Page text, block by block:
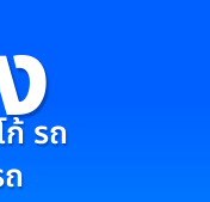
ก้ รถ